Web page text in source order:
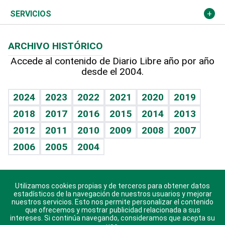
Resto del mundo
Economía personal
Podcast Arte Libre
Hablando con el pediatra
Vida y familia
Eñe
Celebrando la vida
Sin complejos
En pocas palabras
Escuchando al corazón
Economía Personal
Más deportes
TBT Deportivo
Columnistas
Más firmas
Cambio climático
Opinión
Hecho en casa
Guía del dinero
SERVICIOS
Cumpleaños
Horóscopos
Crucigramas
ARCHIVO HISTÓRICO
Accede al contenido de Diario Libre año por año
desde el 2004.
2024 2023 2022 2021 2020
2019
2018
2017 2016 2015 2014
2013
2012
2011 2010 2009 2008
2007
2006
2005 2004
Descarga nuestras aplicaciones para Android, iOS y
sistema Huawei.
Utilizamos cookies propias y de terceros para obtener datos
estadísticos de la navegación de nuestros usuarios y mejorar
nuestros servicios. Esto nos permite personalizar el contenido
que ofrecemos y mostrar publicidad relacionada a sus
intereses. Si continúa navegando, consideramos que acepta su